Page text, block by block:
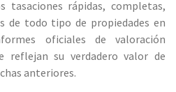
rápidas, completas,
de todo tipo de propiedades en
oficiales de valoración
reflejan su verdadero valor de
anteriores.